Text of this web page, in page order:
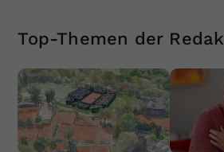
Top-Themen der